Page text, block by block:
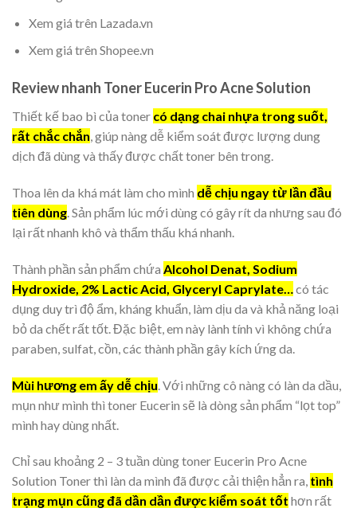
Xem giá trên Lazada.vn
Xem giá trên Shopee.vn
Review nhanh Toner Eucerin Pro Acne Solution
Thiết kế bao bì của toner có dạng chai nhựa trong suốt,
rất chắc chắn, giúp nàng dễ kiểm soát được lượng dung
dịch đã dùng và thấy được chất toner bên trong.
Thoa lên da khá mát làm cho mình dễ chịu ngay từ lần đầu
tiên dùng. Sản phẩm lúc mới dùng có gây rít da nhưng sau đó
lại rất nhanh khô và thẩm thấu khá nhanh.
Thành phần sản phẩm chứa Alcohol Denat, Sodium
Hydroxide, 2% Lactic Acid, Glyceryl Caprylate… có tác
dụng duy trì độ ẩm, kháng khuẩn, làm dịu da và khả năng loại
bỏ da chết rất tốt. Đặc biệt, em này lành tính vì không chứa
paraben, sulfat, cồn, các thành phần gây kích ứng da.
Mùi hương em ấy dễ chịu . Với những cô nàng có làn da dầu,
mụn như mình thì toner Eucerin sẽ là dòng sản phẩm “lọt top”
mình hay dùng nhất.
Chỉ sau khoảng 2 – 3 tuần dùng toner Eucerin Pro Acne
Solution Toner thì làn da mình đã được cải thiện hẳn ra, tình
trạng mụn cũng đã dần dần được kiểm soát tốt hơn rất